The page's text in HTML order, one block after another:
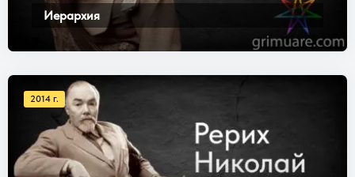
Иерархия
2014 г.